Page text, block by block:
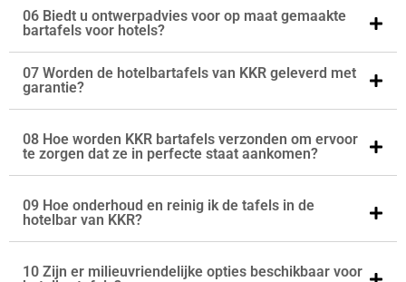
06 Biedt u ontwerpadvies voor op maat gemaakte
bartafels voor hotels?
07 Worden de hotelbartafels van KKR geleverd met
garantie?
08 Hoe worden KKR bartafels verzonden om ervoor
te zorgen dat ze in perfecte staat aankomen?
09 Hoe onderhoud en reinig ik de tafels in de
hotelbar van KKR?
10 Zijn er milieuvriendelijke opties beschikbaar voor